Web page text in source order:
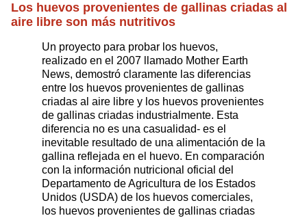
Los huevos provenientes de gallinas criadas al
aire libre son más nutritivos
Un proyecto para probar los huevos,
realizado en el 2007 llamado Mother Earth
News, demostró claramente las diferencias
entre los huevos provenientes de gallinas
criadas al aire libre y los huevos provenientes
de gallinas criadas industrialmente. Esta
diferencia no es una casualidad- es el
inevitable resultado de una alimentación de la
gallina reflejada en el huevo. En comparación
con la información nutricional oficial del
Departamento de Agricultura de los Estados
Unidos (USDA) de los huevos comerciales,
los huevos provenientes de gallinas criadas